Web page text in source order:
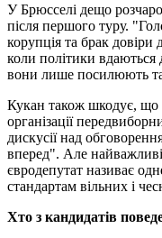
У Брюсселі дещо
після першого туру.
корупція та брак довіри
коли політики вдаються
вони лише посилюють
Кукан також шкодує, що
організації
дискусії над
вперед". Але
євродепутат називає
стандартам вільних і
Хто з кандидатів